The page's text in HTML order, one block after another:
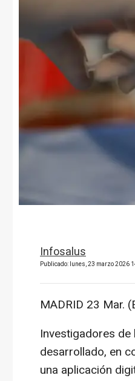
Infosalus
Publicado: lunes, 23 marzo 2026
MADRID 23 Mar.
Investigadores
desarrollado, en
una aplicación